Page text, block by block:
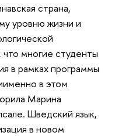
страна,
уровню жизни и
многие студенты
в рамках программы
в этом
Марина
Шведский язык,
в новом